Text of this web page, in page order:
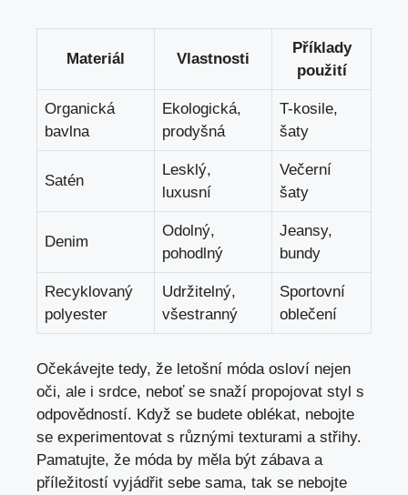
Materiál Vlastnosti
Příklady
použití
Organická
bavlna
Ekologická,
prodyšná
T-kosile,
šaty
Satén
Lesklý,
luxusní
Večerní
šaty
Denim
Odolný,
pohodlný
Jeansy,
bundy
Recyklovaný
polyester
Udržitelný,
všestranný
Sportovní
oblečení
Očekávejte tedy, že letošní móda osloví nejen
oči, ale i srdce, neboť se snaží propojovat styl s
odpovědností. Když se budete oblékat, nebojte
se experimentovat s různými texturami a střihy.
Pamatujte, že móda by měla být zábava a
příležitostí vyjádřit sebe sama, tak se nebojte